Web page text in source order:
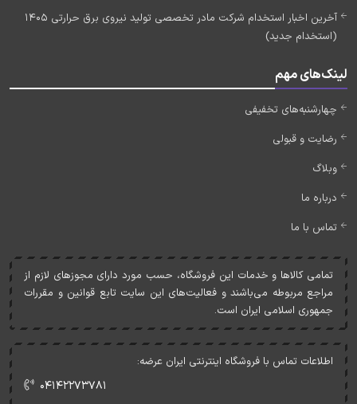
آخرین اخبار استخدام شرکت مادر تخصصی تولید نیروی برق حرارتی 1405
(استخدام جدید)
لینک‌های مهم
چهارشنبه‌های تخفیفی
رضایت و قبولی
وبلاگ
درباره ما
تماس با ما
تمامی کالاها و خدمات اين فروشگاه، حسب مورد دارای مجوزهای لازم از
مراجع مربوطه می‌باشند و فعاليت‌های اين سايت تابع قوانين و مقررات
جمهوری اسلامی ايران است.
اطلاعات تماس با فروشگاه اینترنتی ایران عرضه:
۰۴۱۴۲۲۷۳۷۸۱